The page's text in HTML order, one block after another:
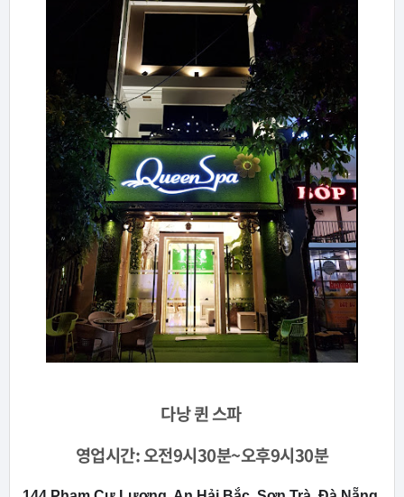
다낭퀸 스파
영업시간: 오전9시30분~오후9시30분